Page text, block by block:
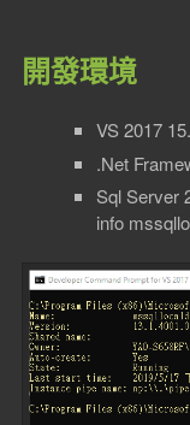
開發環境
VS 2017
.Net
Sql Server
info